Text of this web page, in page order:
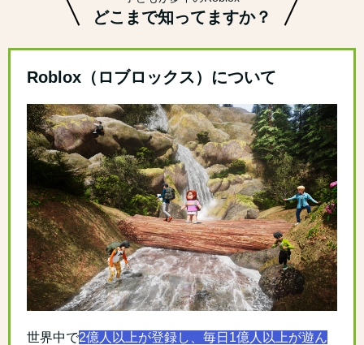
どこまで知ってますか？
Roblox（ロブロックス）について
世界中で2億人以上が登録し、毎日1億人以上が遊ん